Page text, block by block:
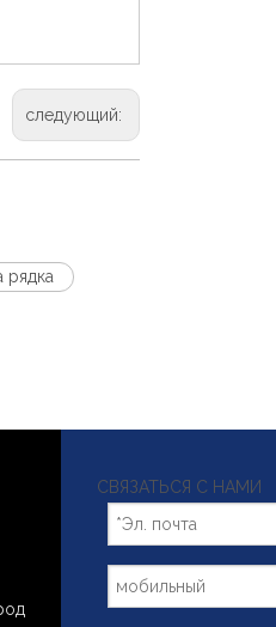
следующий:
рядка
СВЯЗАТЬСЯ С НАМИ